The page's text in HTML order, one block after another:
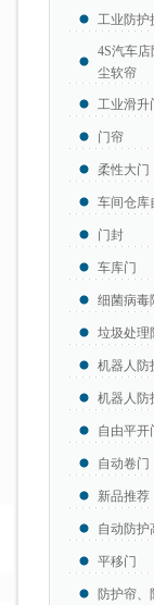
工业防护
4S汽车
尘软帘
工业滑升
门帘
柔性大门
车间仓库
门封
车库门
细菌病毒
垃圾处理
机器人防
机器人防
自由平开
自动卷门
新品推荐
自动防护
平移门
防护帘、